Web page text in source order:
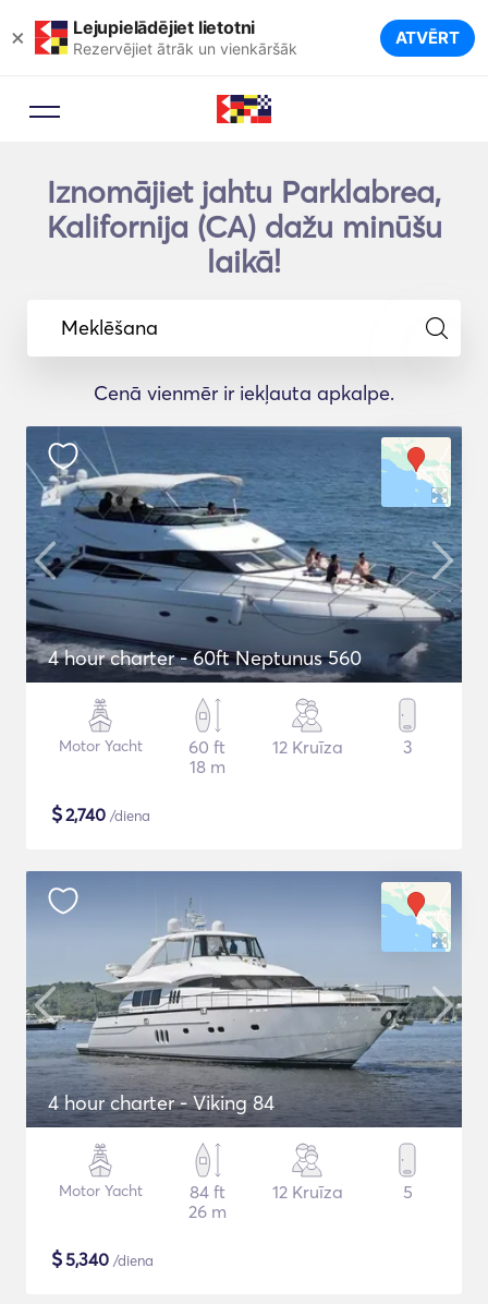
× Lejupielādējiet lietotni
Rezervējiet ātrāk un vienkāršāk ATVĒRT
Iznomājiet jahtu Parklabrea,
Kalifornija (CA) dažu minūšu
laikā!
Meklēšana
Cenā vienmēr ir iekļauta apkalpe.
4 hour charter - 60ft Neptunus 560
Motor Yacht
60 ft
18 m
12 Kruīza 3
$2,740 /diena
4 hour charter - Viking 84
Motor Yacht
84 ft
26 m
12 Kruīza 5
$5,340 /diena